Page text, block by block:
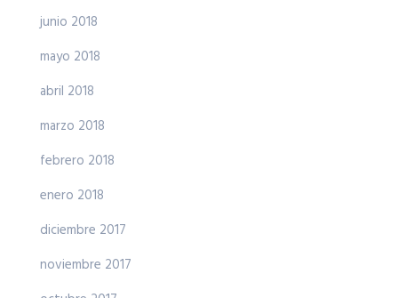
junio 2018
mayo 2018
abril 2018
marzo 2018
febrero 2018
enero 2018
diciembre 2017
noviembre 2017